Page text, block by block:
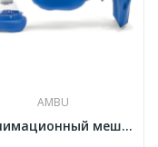
AMBU
Реанимационный мешок Ambu Mark IV для взрослых...